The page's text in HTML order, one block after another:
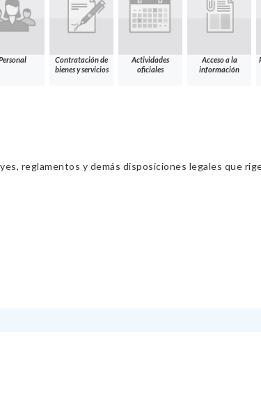
Contratación de
bienes y servicios
Actividades
oficiales
Acceso a la
información
reglamentos y demás disposiciones legales que